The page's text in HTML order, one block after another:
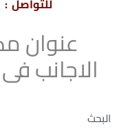
للتواصل :
عنوان
الاجانب
البحث